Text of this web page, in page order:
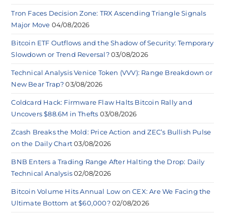
Tron Faces Decision Zone: TRX Ascending Triangle Signals
Major Move 04/08/2026
Bitcoin ETF Outflows and the Shadow of Security: Temporary
Slowdown or Trend Reversal? 03/08/2026
Technical Analysis Venice Token (VVV): Range Breakdown or
New Bear Trap? 03/08/2026
Coldcard Hack: Firmware Flaw Halts Bitcoin Rally and
Uncovers $88.6M in Thefts 03/08/2026
Zcash Breaks the Mold: Price Action and ZEC’s Bullish Pulse
on the Daily Chart 03/08/2026
BNB Enters a Trading Range After Halting the Drop: Daily
Technical Analysis 02/08/2026
Bitcoin Volume Hits Annual Low on CEX: Are We Facing the
Ultimate Bottom at $60,000? 02/08/2026